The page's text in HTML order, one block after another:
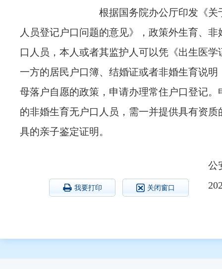
根据国务院办公厅印发《关
人员登记户口问题的意见》，政策外生育、非
口人员，本人或者其监护人可以凭《出生医学
一方的居民户口簿、结婚证或者非婚生育说明
母落户自愿的政策，申请办理常住户口登记。
的非婚生育无户口人员，需一并提供具有资质
具的亲子鉴定证明。
公
我要打印 关闭窗口